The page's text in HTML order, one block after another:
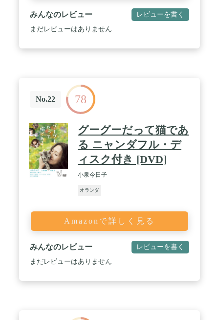
みんなのレビュー レビューを書く
まだレビューはありません
No.22 78
グーグーだって猫であ
る ニャンダフル・デ
ィスク付き [DVD]
小泉今日子
オランダ
Amazonで詳しく見る
みんなのレビュー レビューを書く
まだレビューはありません